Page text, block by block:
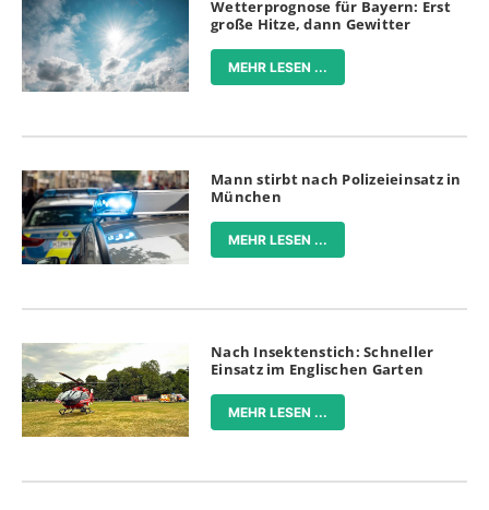
Wetterprognose für Bayern: Erst
große Hitze, dann Gewitter
MEHR LESEN ...
Mann stirbt nach Polizeieinsatz in
München
MEHR LESEN ...
Nach Insektenstich: Schneller
Einsatz im Englischen Garten
MEHR LESEN ...